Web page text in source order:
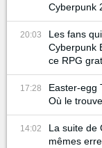
Cyberpunk
20:03
Les fans
Cyberpunk
ce RPG
17:28
Easter-egg
Où le
14:02
La suite de
mêmes